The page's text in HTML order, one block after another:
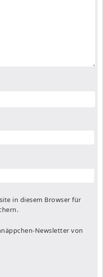
in diesem Browser für
Newsletter von